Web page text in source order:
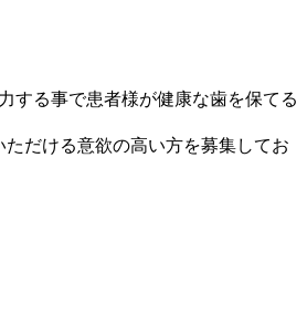
する事で患者様が健康な歯を保てる
だける意欲の高い方を募集してお